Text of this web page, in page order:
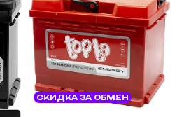
СКИДКА ЗА ОБМЕН